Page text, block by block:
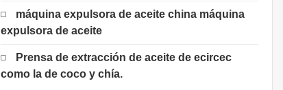
máquina expulsora de aceite china máquina
expulsora de aceite
Prensa de extracción de aceite de ecircec
como la de coco y chía.